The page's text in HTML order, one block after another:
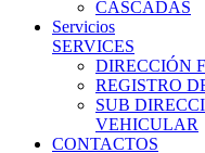
CASCADAS
Servicios
SERVICES
DIRECCIÓN
REGISTRO
SUB
VEHICULAR
CONTACTOS